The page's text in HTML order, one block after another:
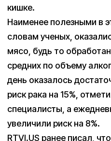
кишке.
Наименее полезными в
словам ученых,
мясо, будь то
средних по объему
день оказалось
риск рака на 15%,
специалисты, а
увеличили риск на 8%.
RTVI.US ранее писал, что